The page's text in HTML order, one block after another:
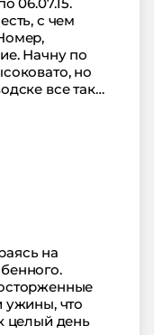
06.07.15.
с чем
по
но
все так
и
на улице
рядом с
храм,
"Самара" с
и парк с
на
ужины, что
целый день